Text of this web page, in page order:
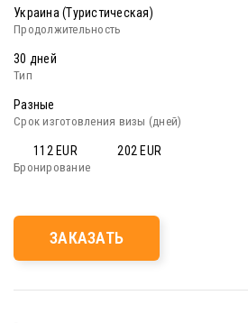
Украина (Туристическая)
30 дней
Разные
112 EUR 202 EUR
ЗАКАЗАТЬ